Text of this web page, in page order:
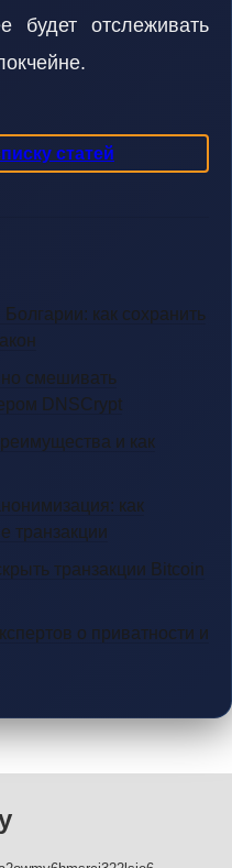
будет отслеживать
статей
как сохранить
смешивать
DNSCrypt
и как
как
транзакции
транзакции Bitcoin
о приватности и